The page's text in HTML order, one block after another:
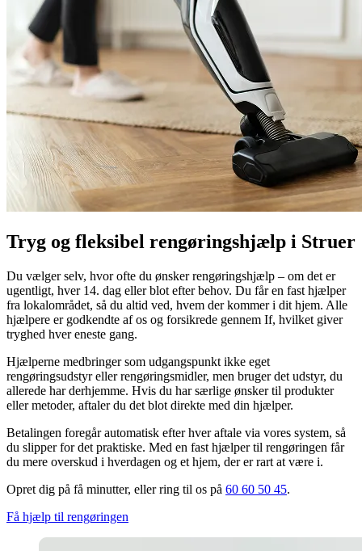
Tryg og fleksibel rengøringshjælp i Struer
Du vælger selv, hvor ofte du ønsker rengøringshjælp – om det er
ugentligt, hver 14. dag eller blot efter behov. Du får en fast hjælper
fra lokalområdet, så du altid ved, hvem der kommer i dit hjem. Alle
hjælpere er godkendte af os og forsikrede gennem If, hvilket giver
tryghed hver eneste gang.
Hjælperne medbringer som udgangspunkt ikke eget
rengøringsudstyr eller rengøringsmidler, men bruger det udstyr, du
allerede har derhjemme. Hvis du har særlige ønsker til produkter
eller metoder, aftaler du det blot direkte med din hjælper.
Betalingen foregår automatisk efter hver aftale via vores system, så
du slipper for det praktiske. Med en fast hjælper til rengøringen får
du mere overskud i hverdagen og et hjem, der er rart at være i.
Opret dig på få minutter, eller ring til os på 60 60 50 45.
Få hjælp til rengøringen